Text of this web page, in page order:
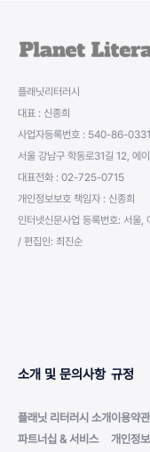
플래닛리터러시
대표 : 신종희
사업자등록번호 : 540-86-
서울 강남구 학동로31길 12, 에
대표전화 : 02-725-0715
개인정보보호 책임자 : 신종희
인터넷신문사업 등록번호: 서
/ 편집인: 최진순
소개 및 문의사항
플래닛 리터러시 소개
파트너십 & 서비스
규정
이용약관
개인정